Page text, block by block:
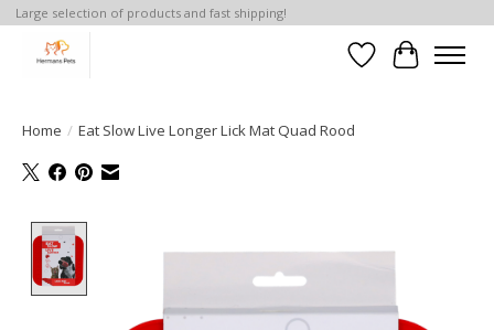
Large selection of products and fast shipping!
Verlanglijst
Home / Eat Slow Live Longer Lick Mat Quad Rood